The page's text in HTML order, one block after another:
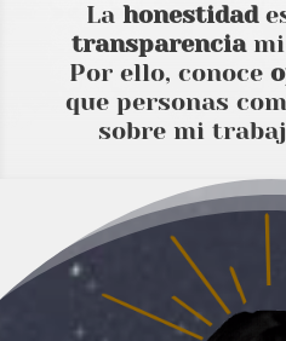
La honestidad
transparenciami
Por ello, conoce
que personas
sobre mi